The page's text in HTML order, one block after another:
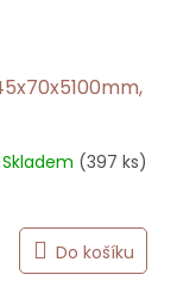
Skladem (397 ks)
Do košíku